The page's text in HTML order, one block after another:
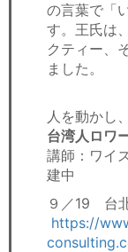
の言葉で「
す。王氏は
クティー、
ました。
人を動かし
台湾人ロワ
講師：ワイ
建中
９／19 台
https://